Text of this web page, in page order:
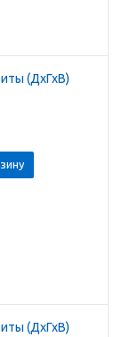
(ДхГхВ)
(ДхГхВ)